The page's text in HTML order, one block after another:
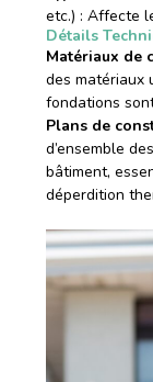
etc.) : Affecte
Détails
Matériaux de
des matériaux
fondations
Plans de
d’ensemble
bâtiment,
déperdition